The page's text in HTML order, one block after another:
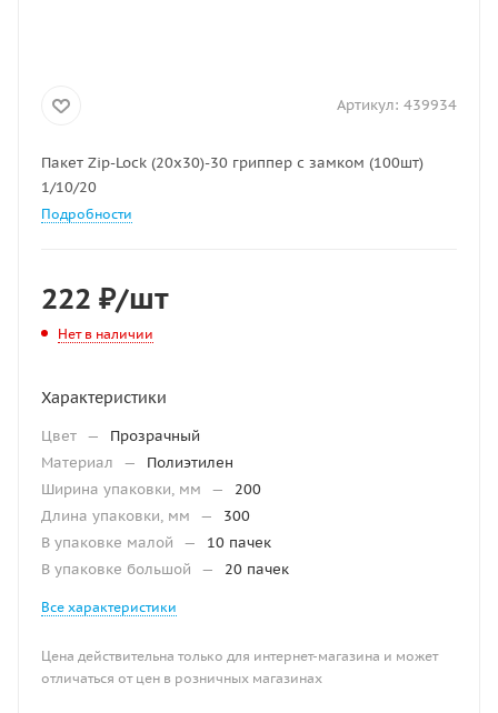
Артикул: 439934
Пакет Zip-Lock (20х30)-30 гриппер с замком (100шт)
1/10/20
Подробности
222 ₽/шт
Нет в наличии
Характеристики
Цвет —
Прозрачный
Материал
—
Полиэтилен
Ширина упаковки, мм
—
200
Длина упаковки, мм
—
300
В упаковке малой
—
10 пачек
В упаковке большой
— 20 пачек
Все характеристики
Цена действительна только для интернет-магазина и может
отличаться от цен в розничных магазинах